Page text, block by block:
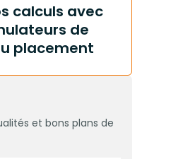
calculs avec
de
placement
et bons plans de